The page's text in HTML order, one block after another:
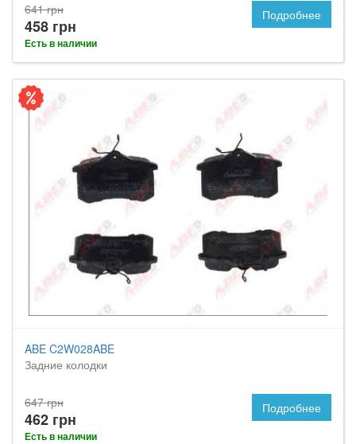
641 грн
458 грн
Есть в наличии
Подробнее
ABE C2W028ABE
Задние колодки
647 грн
462 грн
Есть в наличии
Подробнее